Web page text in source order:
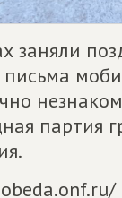
заняли
партия